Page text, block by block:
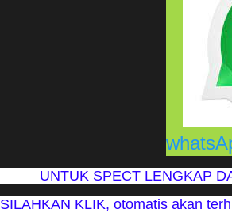
UNTUK SPECT LENGKAP
SILAHKAN KLIK, otomatis akan